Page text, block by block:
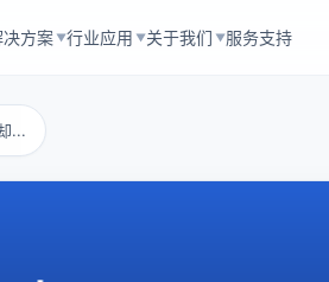
方案 ▼行业应用 ▼关于我们 ▼服务支持
...